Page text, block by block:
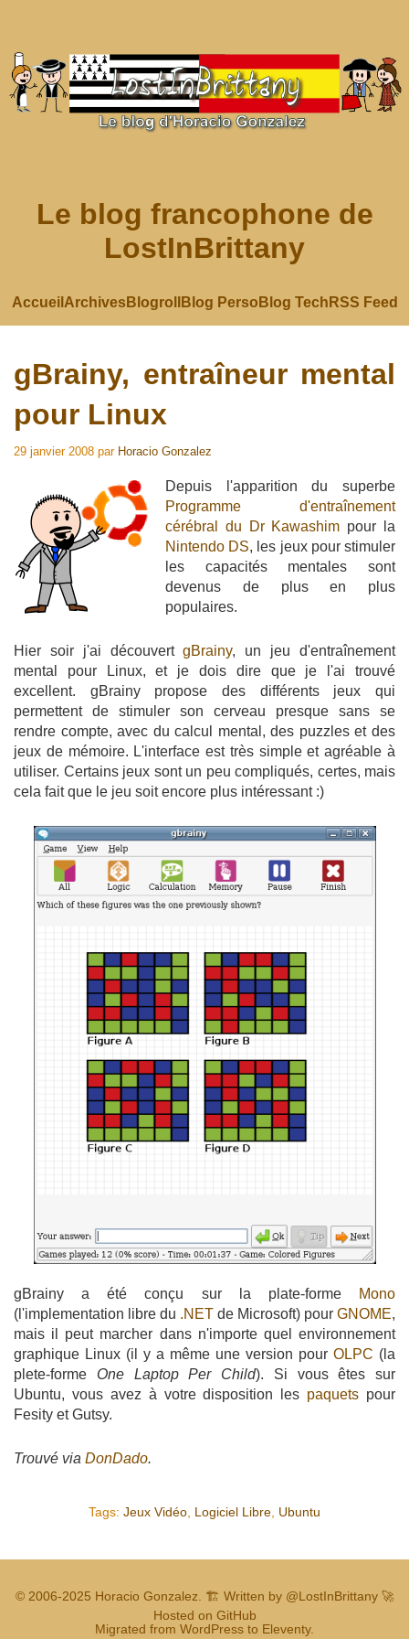
Le blog francophone de
LostInBrittany
Accueil ArchivesBlogroll Blog Perso Blog Tech RSS Feed
gBrainy, entraîneur mental
pour Linux
29 janvier 2008 par Horacio Gonzalez
Depuis l'apparition du superbe
Programme d'entraînement
cérébral du Dr Kawashim pour la
Nintendo DS, les jeux pour stimuler
les capacités mentales sont
devenus de plus en plus
populaires.
Hier soir j'ai découvertgBrainy, un jeu d'entraînement
mental pour Linux, et je dois dire que je l'ai trouvé
excellent. gBrainy propose des différents jeux qui
permettent de stimuler son cerveau presque sans se
rendre compte, avec du calcul mental, des puzzles et des
jeux de mémoire. L'interface est très simple et agréable à
utiliser. Certains jeux sont un peu compliqués, certes, mais
cela fait que le jeu soit encore plus intéressant :)
gBrainy a été conçu sur la plate-forme
Mono
(l'implementation libre du .NET de Microsoft) pour GNOME,
mais il peut marcher dans n'importe quel environnement
graphique Linux (il y a même une version pour OLPC (la
plete-forme One Laptop Per Child). Si vous êtes sur
Ubuntu, vous avez à votre disposition les paquets pour
Fesity et Gutsy.
Trouvé via DonDado.
Tags: Jeux Vidéo Logiciel Libre Ubuntu
© 2006-2025 Horacio Gonzalez 🏗️ Written by @LostInBrittany🚀
Hosted on GitHub
Migrated from WordPress to Eleventy.